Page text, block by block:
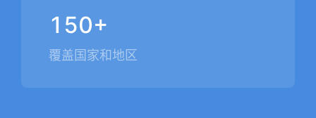
150+
覆盖国家和地区